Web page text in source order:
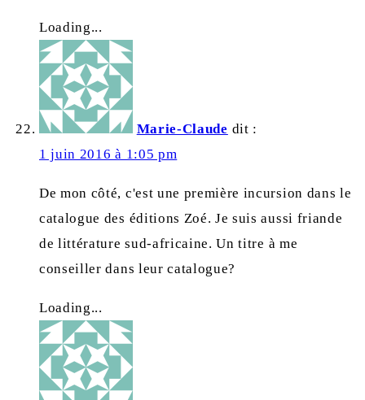
Loading...
Marie-Claude dit :
1 juin 2016 à 1:05 pm
De mon côté, c'est une première incursion dans le
catalogue des éditions Zoé. Je suis aussi friande
de littérature sud-africaine. Un titre à me
conseiller dans leur catalogue?
Loading...